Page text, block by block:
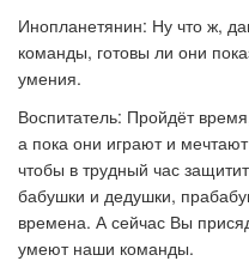
Инопланетянин: Ну что ж,
команды, готовы ли они
умения.
Воспитатель: Пройдёт
а пока они играют и
чтобы в трудный час
бабушки и дедушки,
времена. А сейчас Вы
умеют наши команды.